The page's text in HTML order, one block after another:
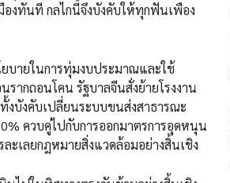
งทันที กลไกนี้จึงบังคับให้ทุกฟันเพือง
นการทุ่มงบประมาณและใช้
ากถอนโคน รัฐบาลจีนสั่งย้ายโรงงาน
บังคับเปลี่ยนระบบขนส่งสาธารณะ
ควบคู่ไปกับการออกมาตรการอุดหนุน
ะเลยกฎหมายสิ่งแวดล้อมอย่างสิ้นเชิง